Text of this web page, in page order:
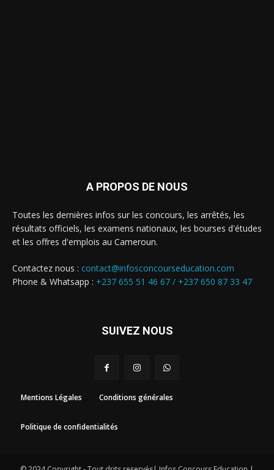
A PROPOS DE NOUS
Toutes les dernières infos sur les concours, les arrêtés, les
résultats officiels, les examens nationaux, les bourses d'études
et les offres d'emplois au Cameroun.
Contactez nous : contact@infosconcourseducation.com
Phone & Whatsapp : +237 655 51 46 67 / +237 650 87 33 47
SUIVEZ NOUS
Mentions Légales Conditions générales
Politique de confidentialités